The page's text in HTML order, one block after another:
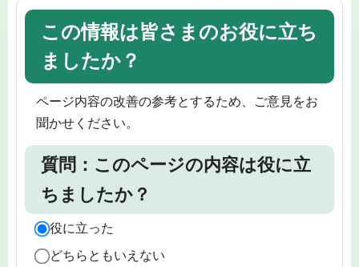
この情報は皆さまのお役に立ち
ましたか？
ページ内容の改善の参考とするため、ご意見をお
聞かせください。
質問：このページの内容は役に立
ちましたか？
役に立った
どちらともいえない